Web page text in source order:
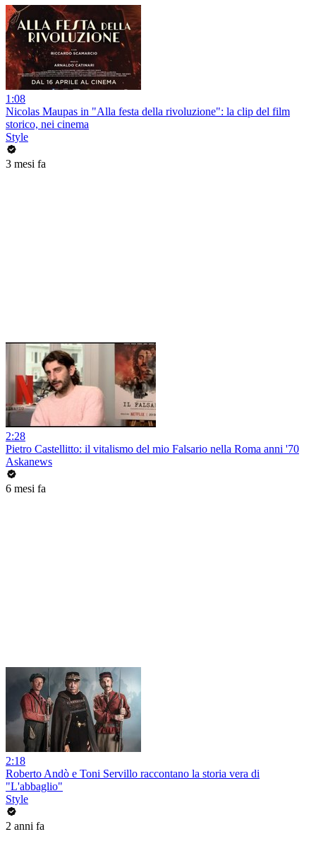
1:08
Nicolas Maupas in "Alla festa della rivoluzione": la clip del film
storico, nei cinema
Style
3 mesi fa
2:28
Pietro Castellitto: il vitalismo del mio Falsario nella Roma anni '70
Askanews
6 mesi fa
2:18
Roberto Andò e Toni Servillo raccontano la storia vera di
"L'abbaglio"
Style
2 anni fa